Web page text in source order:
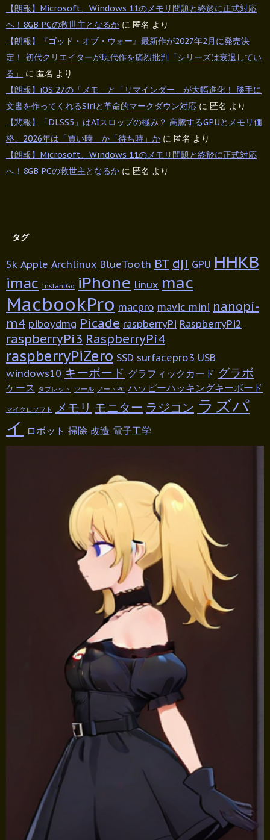
【朗報】Microsoft、Windows 11のメモリ問題と終於に正式対応
へ！8GB PCの救世主となるか に 匿名 より
【朗報】『ゴッド・オブ・ウォー』最新作が2027年2月に発売決
定！ 初代クリエイターが現代作を痛烈批判「シリーズは衰退してい
る」
に 匿名 より
【朗報】iOS 27の「メモ」と「リマインダー」が大幅進化！ 勝手に
文書を作ってくれるSiriと革命的マークダウン対応 に 匿名 より
【悲報】「DLSS5」はAIスロップの極み？ 高騰するGPUとメモリ価
格、2026年は「買い時」か「待ち時」か に 匿名 より
【朗報】Microsoft、Windows 11のメモリ問題と終於に正式対応
へ！8GB PCの救世主となるか に 匿名 より
タグ
5k Apple Archlinux BlueTooth BT dji GPU HHKB
imac InstantGo iPhone linux mac
MacbookPro macpro mavic mini nanopi-
m4 piboydmg Picade raspberryPi RaspberryPi2
raspberryPi3 RaspberryPi4
raspberryPiZero SSD surfacepro3 USB
windows10 キーボード グラフィックカード グラボ
ケース タブレット ツール ノートPC ハッピーハッキングキーボード
マイクロソフト メモリ モニター ラジコン ラズパ
イ
ロボット 掃除 改造 電子工学